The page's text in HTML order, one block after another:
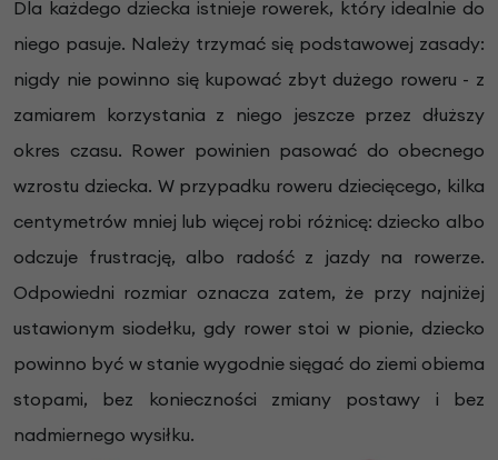
Dla każdego dziecka istnieje rowerek, który idealnie do
niego pasuje. Należy trzymać się podstawowej zasady:
nigdy nie powinno się kupować zbyt dużego roweru - z
zamiarem korzystania z niego jeszcze przez dłuższy
okres czasu. Rower powinien pasować do obecnego
wzrostu dziecka. W przypadku roweru dziecięcego, kilka
centymetrów mniej lub więcej robi różnicę: dziecko albo
odczuje frustrację, albo radość z jazdy na rowerze.
Odpowiedni rozmiar oznacza zatem, że przy najniżej
ustawionym siodełku, gdy rower stoi w pionie, dziecko
powinno być w stanie wygodnie sięgać do ziemi obiema
stopami, bez konieczności zmiany postawy i bez
nadmiernego wysiłku.